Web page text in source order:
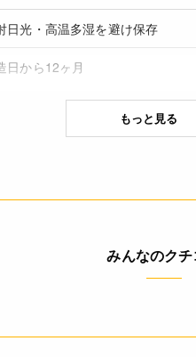
日光・高温多湿を避け保存
日から12ヶ月
諸事情により、予告なく販売終了
当サイトに掲載されている商品は
もっと見る
みんなのクチ